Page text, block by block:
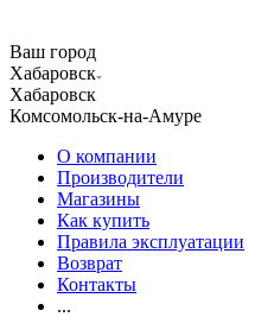
Ваш город
Хабаровск
Хабаровск
Комсомольск-на-Амуре
О компании
Производители
Магазины
Как купить
Правила эксплуатации
Возврат
Контакты
...